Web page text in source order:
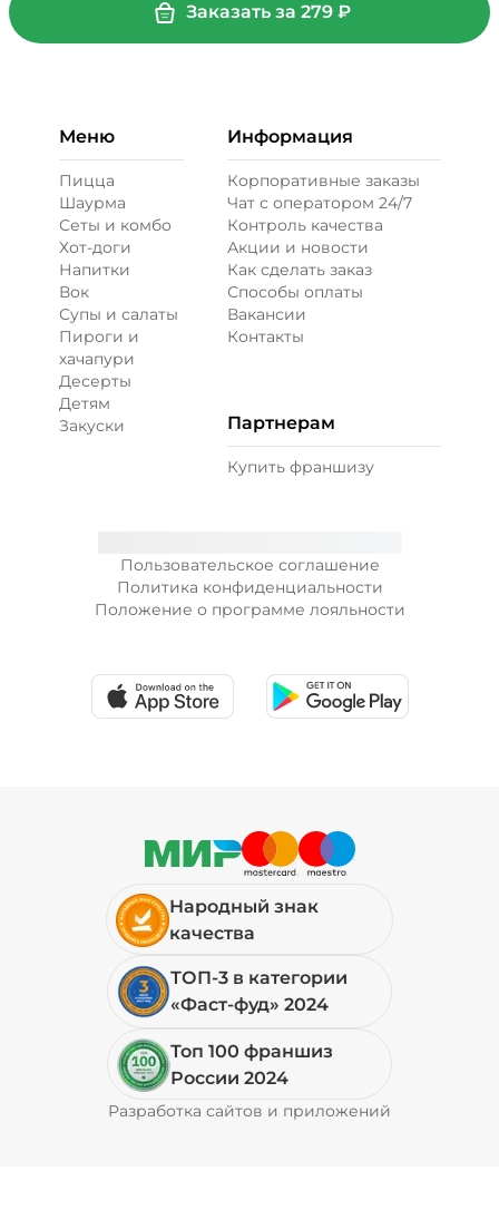
Заказать за 279₽
Пользовательское соглашение
Политика конфиденциальности
Положение о программе лояльности
Меню
Пицца
Шаурма
Сеты и комбо
Хот-доги
Напитки
Вок
Супы и салаты
Пироги и
хачапури
Десерты
Детям
Закуски
Информация
Корпоративные заказы
Чат с оператором 24/7
Контроль качества
Акции и новости
Как сделать заказ
Способы оплаты
Вакансии
Контакты
Партнерам
Купить франшизу
Народный знак
качества
ТОП-3 в категории
«Фаст-фуд» 2024
Топ 100 франшиз
России 2024
Разработка сайтов и приложений
Pyrobyte